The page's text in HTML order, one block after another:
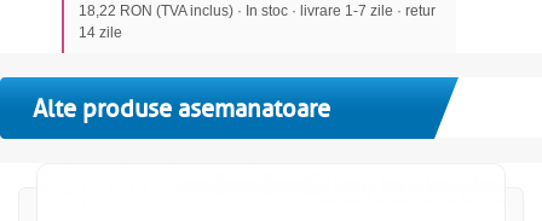
18,22 RON (TVA inclus) · In stoc · livrare 1-7 zile · retur
14 zile
Alte produse asemanatoare